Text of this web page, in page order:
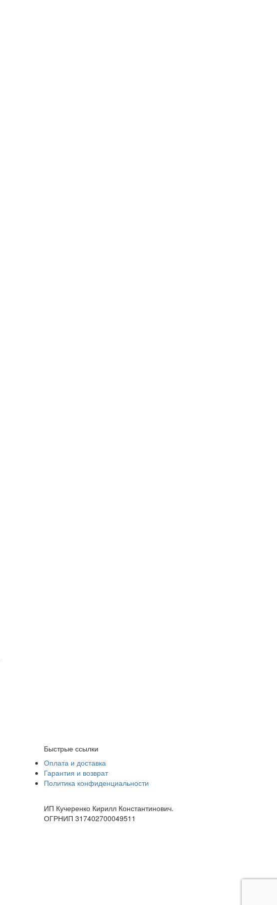
Быстрые ссылки
Оплата и доставка
Гарантия и возврат
Политика конфиденциальности
ИП Кучеренко Кирилл Константинович.
ОГРНИП 317402700049511